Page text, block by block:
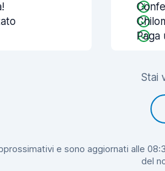
Stai
e sono aggiornati alle
del